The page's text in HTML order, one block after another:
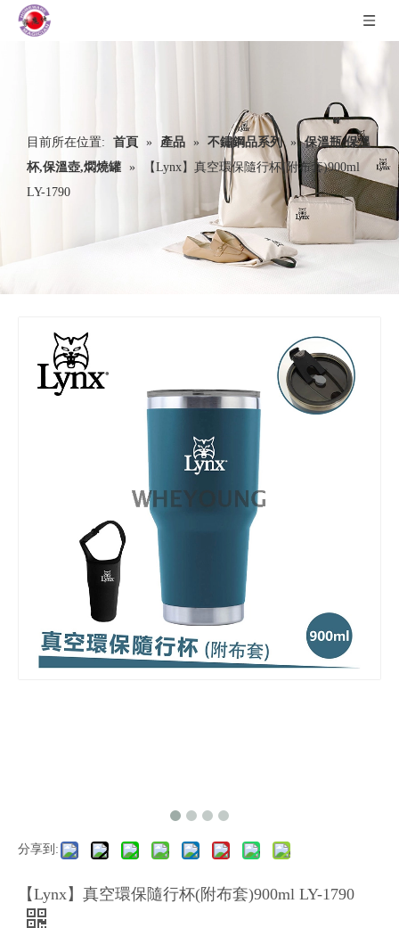
目前所在位置: 首頁 » 產品 » 不鏽鋼品系列 » 保溫瓶,保溫
杯,保溫壺,燜燒罐 »
【Lynx】真空環保隨行杯(附布套)900ml
LY-1790
分享到:
【Lynx】真空環保隨行杯(附布套)900ml LY-1790